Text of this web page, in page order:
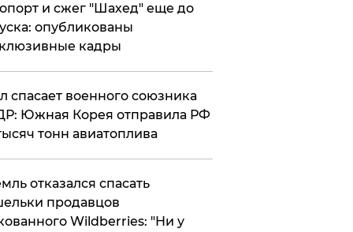
и сжег "Шахед" еще до
опубликованы
кадры
спасает военного союзника
Южная Корея отправила РФ
тонн авиатоплива
отказался спасать
продавцов
Wildberries: "Ни у